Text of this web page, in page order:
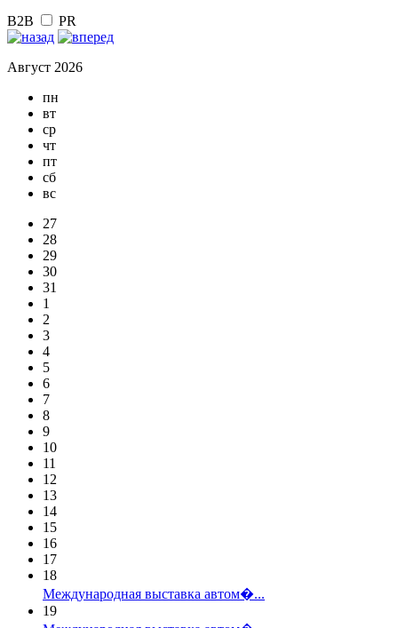
B2B PR
Август 2026
пн
вт
ср
чт
пт
сб
вс
27
28
29
30
31
1
2
3
4
5
6
7
8
9
10
11
12
13
14
15
16
17
18
Международная выставка автом�...
19